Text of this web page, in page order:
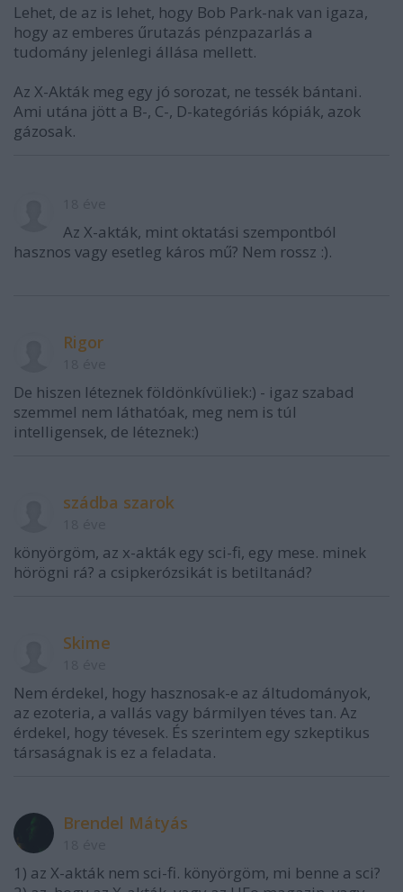
Lehet, de az is lehet, hogy Bob Park-nak van igaza,
hogy az emberes űrutazás pénzpazarlás a
tudomány jelenlegi állása mellett.
Az X-Akták meg egy jó sorozat, ne tessék bántani.
Ami utána jött a B-, C-, D-kategóriás kópiák, azok
gázosak.
Az X-akták, mint oktatási szempontból
hasznos vagy esetleg káros mű? Nem rossz :).
Rigor
De hiszen léteznek földönkívüliek:) - igaz szabad
szemmel nem láthatóak, meg nem is túl
intelligensek, de léteznek:)
szádba szarok
könyörgöm, az x-akták egy sci-fi, egy mese. minek
hörögni rá? a csipkerózsikát is betiltanád?
Skime
Nem érdekel, hogy hasznosak-e az áltudományok,
az ezoteria, a vallás vagy bármilyen téves tan. Az
érdekel, hogy tévesek. És szerintem egy szkeptikus
társaságnak is ez a feladata.
Brendel Mátyás
1) az X-akták nem sci-fi. könyörgöm, mi benne a sci?